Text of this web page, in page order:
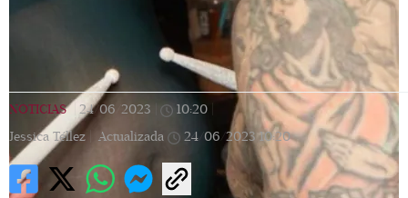
NOTICIAS 24/06/2023 10:20
Jessica Téllez |
Actualizada 24/06/2023 10:20